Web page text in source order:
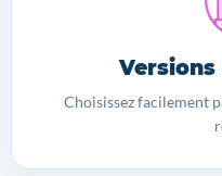
Versions
Choisissez facilement